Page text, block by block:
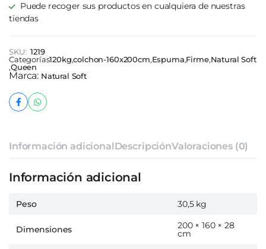
Puede recoger sus productos en cualquiera de nuestras
tiendas
SKU: 1219
Categorías120kg,colchon-160x200cm,Espuma,Firme,Natural Soft
,Queen
Marca: Natural Soft
Información adicionalDescripciónValoraciones (0)
Información adicional
Peso 30,5 kg
Dimensiones 200 × 160 × 28
cm